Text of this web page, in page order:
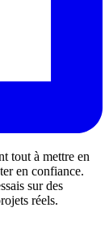
tout à mettre en
en confiance.
sur des
réels.